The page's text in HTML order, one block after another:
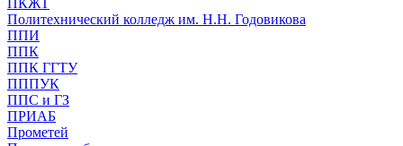
Политехнический колледж им. Н.Н. Годовикова
ППИ
ППК
ППК ГГТУ
ПППУК
ППС и ГЗ
ПРИАБ
Прометей